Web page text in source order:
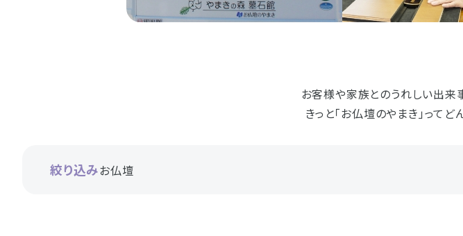
焼津本店 静岡本通店
お客様の声
お客様や家族とのうれしい出来
きっと「お仏壇のやまき」って
絞り込みお仏壇